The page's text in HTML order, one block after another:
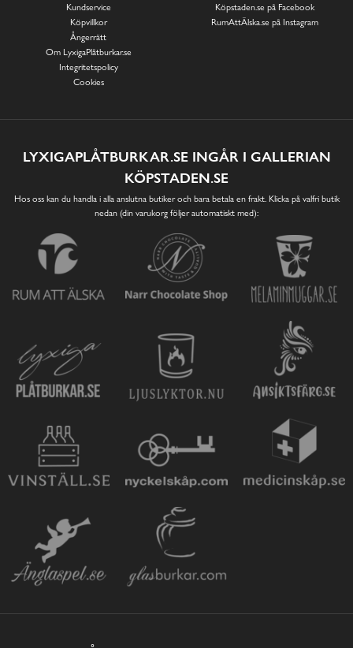
Kundservice
Köpvillkor
Ångerrätt
Om LyxigaPlåtburkar.se
Integritetspolicy
Cookies
Köpstaden.se på Facebook
RumAttÄlska.se på Instagram
LYXIGAPLÅTBURKAR.SE INGÅR I GALLERIAN
KÖPSTADEN.SE
Hos oss kan du handla i alla anslutna butiker och bara betala en frakt. Klicka på valfri butik
nedan (din varukorg följer automatiskt med):